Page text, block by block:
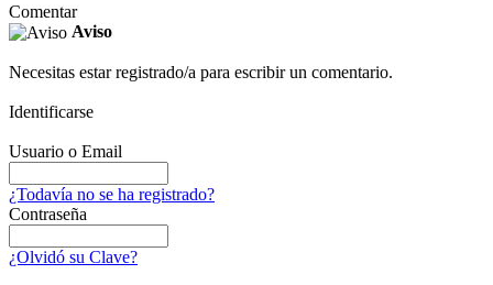
Comentar
Aviso
Necesitas estar registrado/a para escribir un comentario.
Identificarse
Usuario o Email
¿Todavía no se ha registrado?
Contraseña
¿Olvidó su Clave?